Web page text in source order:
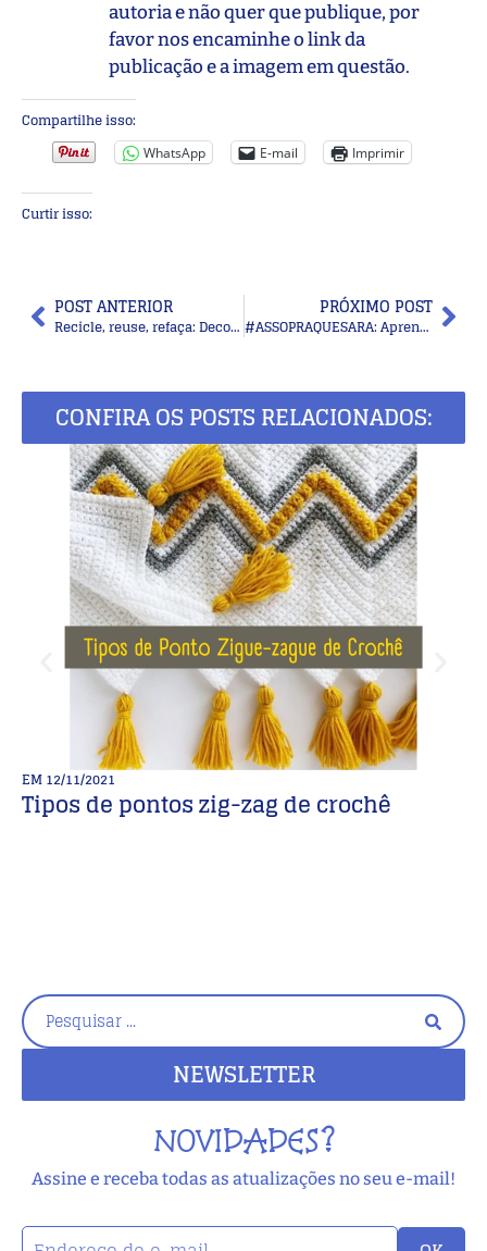
autoria e não quer que publique, por
favor nos encaminhe o link da
publicação e a imagem em questão.
Compartilhe isso:
WhatsApp E-mail Imprimir
Curtir isso:
POST ANTERIOR
Recicle, reuse, refaça: Decoração com rolos de papel
PRÓXIMO POST
#ASSOPRAQUESARA: Aprenda a dizer NÃO
CONFIRA OS POSTS RELACIONADOS:
EM12/11/2021
Tipos de pontos zig-zag de crochê
NEWSLETTER
NOVIDADES?
Assine e receba todas as atualizações no seu e-mail!